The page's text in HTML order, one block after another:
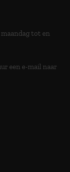
tot en
een e-mail naar